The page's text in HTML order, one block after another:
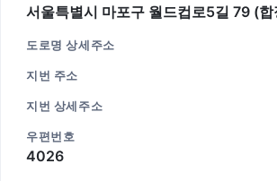
서울특별시 마포구 월드컵로5길 79 (합
도로명 상세주소
지번 주소
지번 상세주소
우편번호
4026